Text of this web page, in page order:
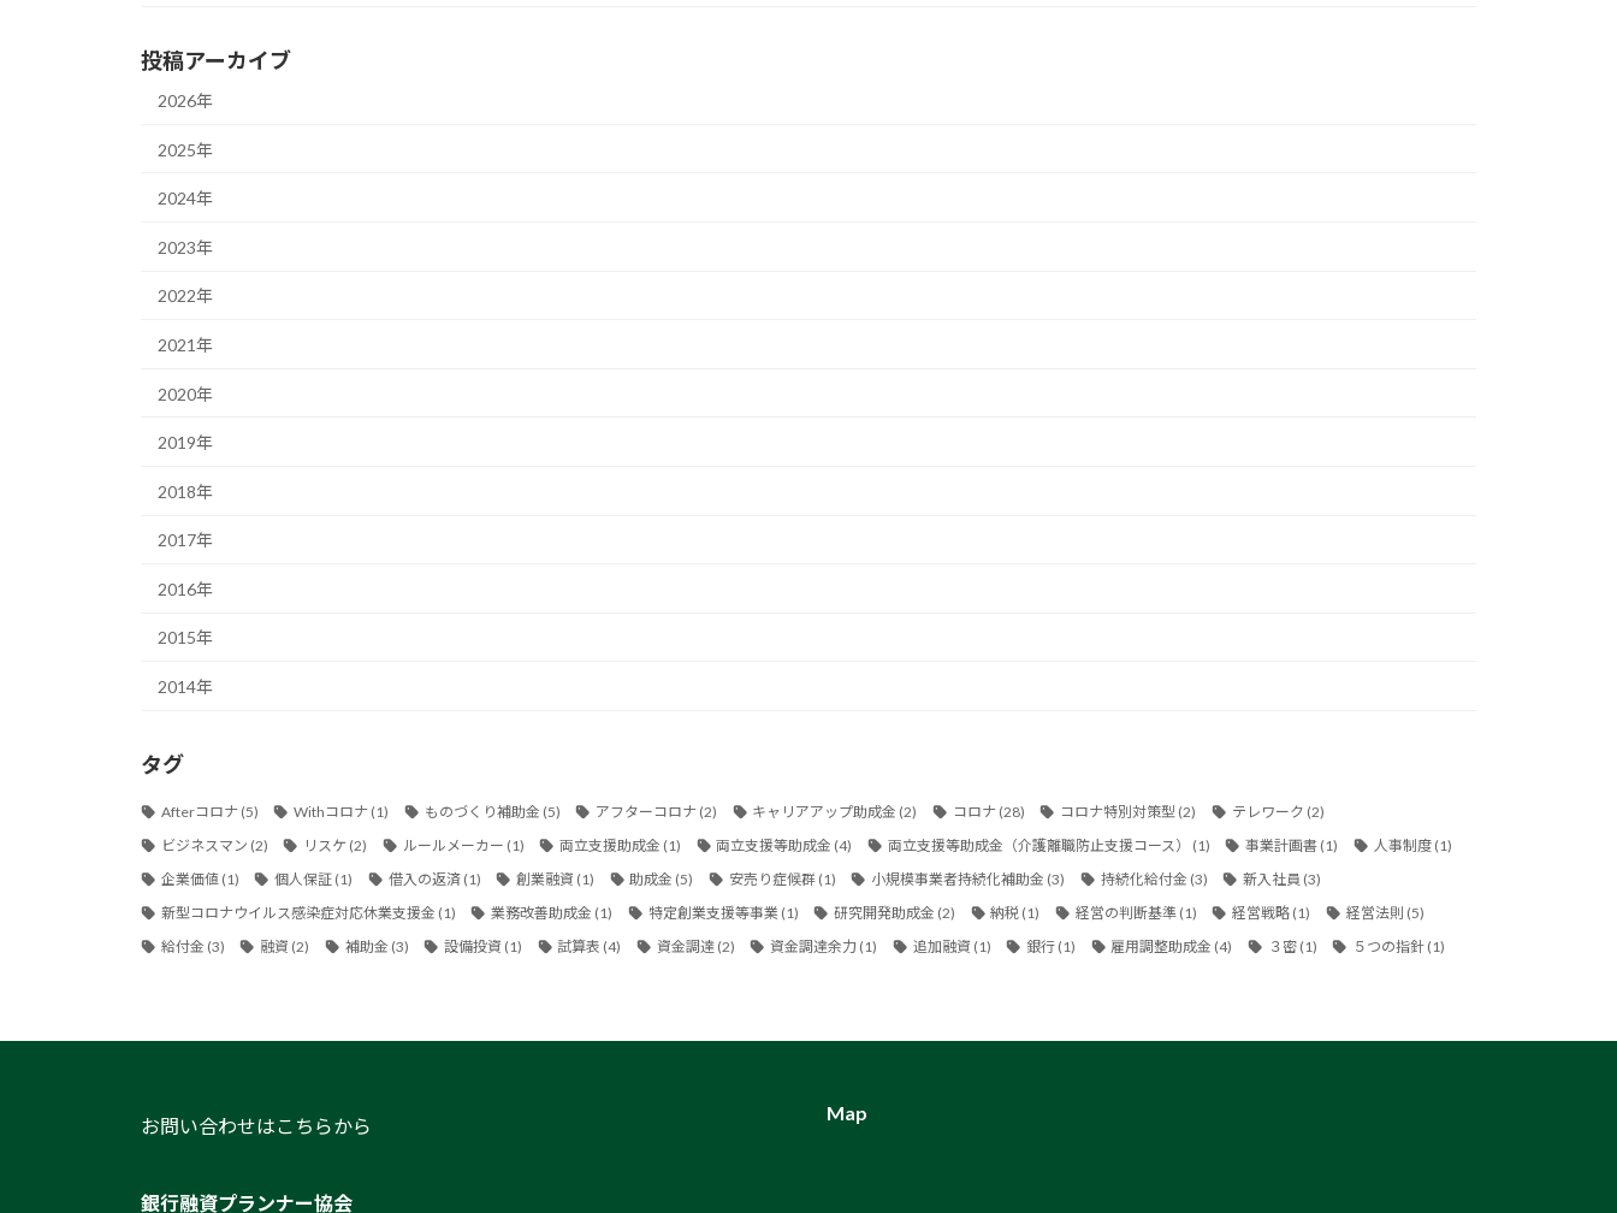
投稿アーカイブ
2026年
2025年
2024年
2023年
2022年
2021年
2020年
2019年
2018年
2017年
2016年
2015年
2014年
タグ
Afterコロナ(5) Withコロナ (1) ものづくり補助金 (5) アフターコロナ(2) キャリアアップ助成金 (2) コロナ(28) コロナ特別対策型 (2) テレワーク (2)
ビジネスマン (2) リスケ (2) ルールメーカー (1) 両立支援助成金 (1) 両立支援等助成金 (4) 両立支援等助成金（介護離職防止支援コース） (1) 事業計画書 (1) 人事制度(1)
企業価値(1) 個人保証 (1) 借入の返済(1) 創業融資 (1) 助成金 (5) 安売り症候群(1) 小規模事業者持続化補助金 (3) 持続化給付金 (3) 新入社員 (3)
新型コロナウイルス感染症対応休業支援金 (1) 業務改善助成金 (1) 特定創業支援等事業(1) 研究開発助成金 (2) 納税 (1) 経営の判断基準(1) 経営戦略 (1) 経営法則 (5)
給付金 (3) 融資 (2) 補助金 (3) 設備投資 (1) 試算表 (4) 資金調達(2) 資金調達余力 (1) 追加融資 (1) 銀行(1) 雇用調整助成金 (4) ３密(1) ５つの指針 (1)
お問い合わせはこちらから
銀行融資プランナー協会
Map